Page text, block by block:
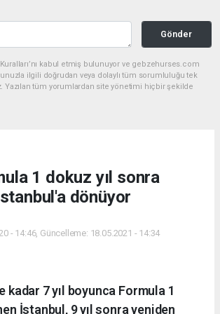
Gönder
kabul etmiş bulunuyor ve gebzehurses.com
ilgili doğrudan veya dolaylı tüm sorumluluğu tek
Yazılan tüm yorumlardan site yönetimi hiçbir şekilde
1 dokuz yıl sonra
dönüyor
- 14:46, Güncelleme: 18.05.2021 - 14:34
kadar 7 yıl boyunca Formula 1
İstanbul, 9 yıl sonra yeniden